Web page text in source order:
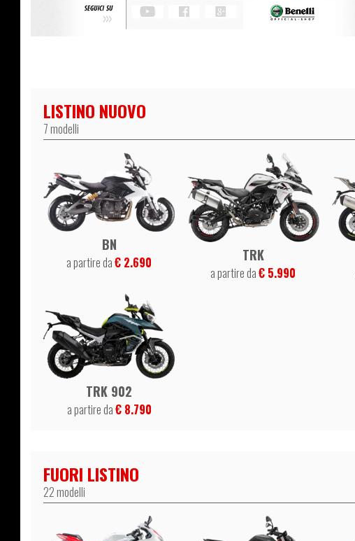
LISTINO NUOVO
7 modelli
BN
a partire da€ 2.690 TRK
a partire da€ 5.990
TRK 902
a partire da€ 8.790
FUORI LISTINO
22 modelli